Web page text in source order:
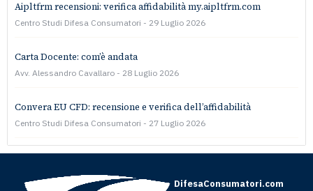
Aipltfrm recensioni: verifica affidabilità my.aipltfrm.com
Centro Studi Difesa Consumatori 29 Luglio 2026
Carta Docente: com’è andata
Avv. Alessandro Cavallaro 28 Luglio 2026
Convera EU CFD: recensione e verifica dell’affidabilità
Centro Studi Difesa Consumatori 27 Luglio 2026
DifesaConsumatori.com